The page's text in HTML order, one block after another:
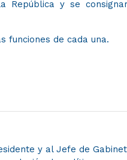
República y se
funciones de cada una.
y al Jefe de